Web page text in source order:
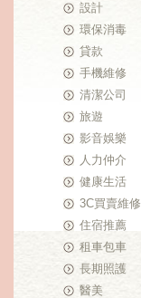
設計
環保消毒
貸款
手機維修
清潔公司
旅遊
影音娛樂
人力仲介
健康生活
3C買賣維修
住宿推薦
租車包車
長期照護
醫美